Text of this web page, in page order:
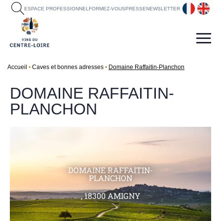
ESPACE PROFESSIONNEL FORMEZ-VOUSPRESSENEWSLETTER fr en
Accueil Caves et bonnes adresses Domaine Raffaitin-Planchon
DOMAINE RAFFAITIN-
PLANCHON
DOMAINE RAFFAITIN-
PLANCHON
, 18300 AMIGNY